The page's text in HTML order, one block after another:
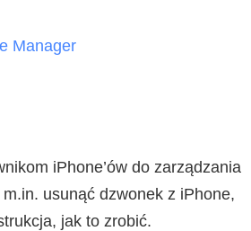
Manager
iPhone’ów do zarządzania
usunąć dzwonek z iPhone,
jak to zrobić.